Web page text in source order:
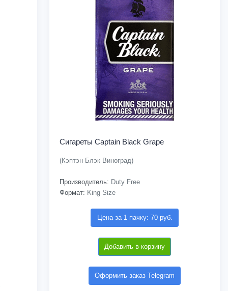
Сигареты Captain Black Grape
(Кэптэн Блэк Виноград)
Производитель: Duty Free
Формат: King Size
Цена за 1 пачку: 70 руб.
Добавить в корзину
Оформить заказ Telegram